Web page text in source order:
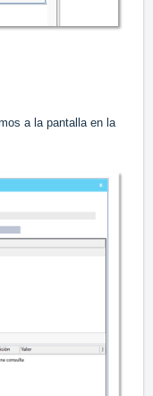
a la pantalla en la